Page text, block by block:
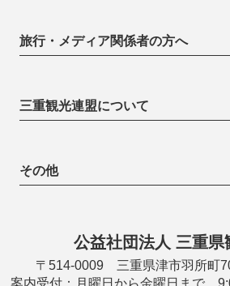
旅行・メディア関係者の方へ
三重観光連盟について
その他
公益社団法人 三重県
〒514-0009 三重県津市羽所町
案内受付：月曜日から金曜日まで